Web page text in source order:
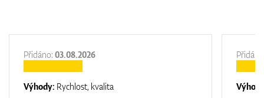
Přidáno: 03.08.2026
Výhody: Rychlost, kvalita